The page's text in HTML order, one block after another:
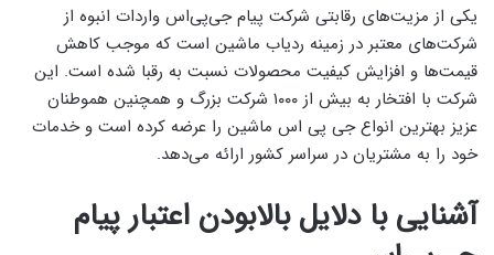
یکی از مزیت‌های رقابتی شرکت پیام جی‌پی‌اس واردات انبوه از
شرکت‌های معتبر در زمینه ردیاب ماشین است که موجب کاهش
قیمت‌ها و افزایش کیفیت محصولات نسبت به رقبا شده است. این
شرکت با افتخار به بیش از ۱۰۰۰ شرکت بزرگ و همچنین هموطنان
عزیز بهترین انواع جی پی اس ماشین را عرضه کرده است و خدمات
خود را به مشتریان در سراسر کشور ارائه می‌دهد.
آشنایی با دلایل بالابودن اعتبار پیام